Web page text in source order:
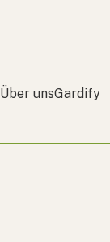
Über unsGardify